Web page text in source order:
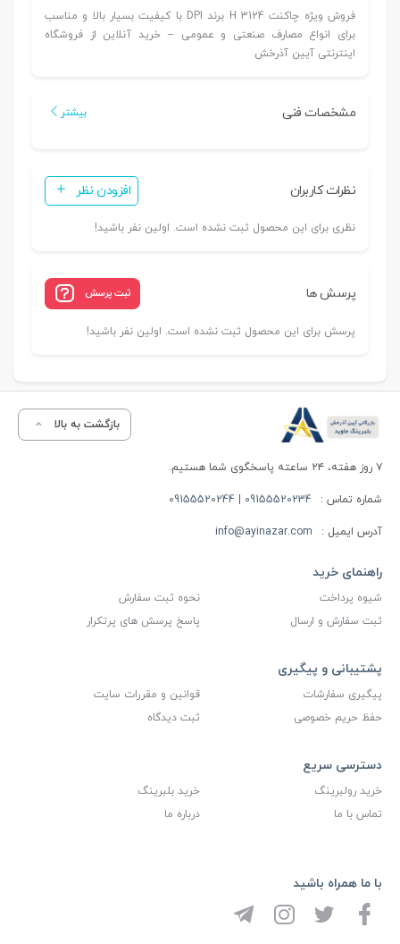
فروش ویژه چاکنت H 3124 برند DPI با کیفیت بسیار بالا و مناسب
برای انواع مصارف صنعتی و عمومی – خرید آنلاین از فروشگاه
اینترنتی آیین آذرخش
مشخصات فنی بیشتر
نظرات کاربران افزودن نظر
نظری برای این محصول ثبت نشده است. اولین نفر باشید!
پرسش ها ثبت پرسش
پرسش برای این محصول ثبت نشده است. اولین نفر باشید!
بازگشت به بالا
۷ روز هفته، ۲۴ ساعته پاسخگوی شما هستیم.
شماره تماس : 09155520234 | 09155520244
آدرس ایمیل : info@ayinazar.com
راهنمای خرید
شیوه پرداخت
نحوه ثبت سفارش
ثبت سفارش و ارسال
پاسخ پرسش های پرتکرار
پشتیبانی و پیگیری
پیگیری سفارشات
قوانین و مقررات سایت
حفظ حریم خصوصی
ثبت دیدگاه
دسترسی سریع
خرید رولبرینگ
خرید بلبرینگ
تماس با ما
درباره ما
با ما همراه باشید